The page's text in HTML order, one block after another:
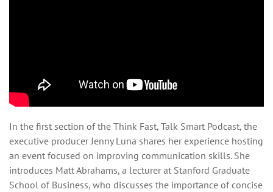
In the first section of the Think Fast, Talk Smart Podcast, the
executive producer Jenny Luna shares her experience hosting
an event focused on improving communication skills. She
introduces Matt Abrahams, a lecturer at Stanford Graduate
School of Business, who discusses the importance of concise